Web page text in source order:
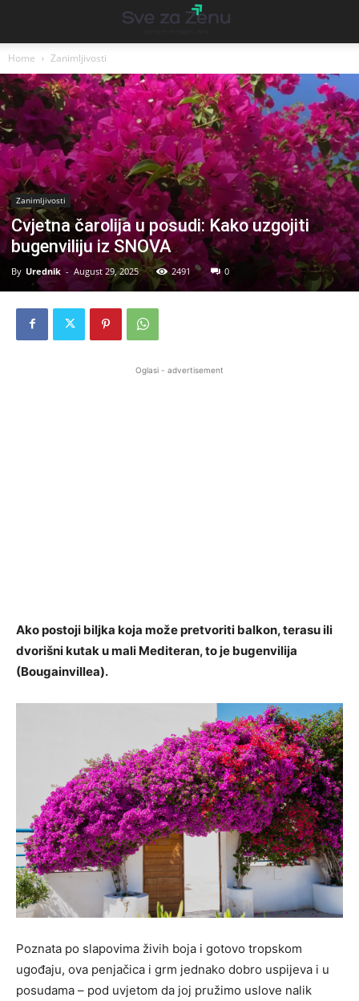
Home Zanimljivosti
Zanimljivosti
Cvjetna čarolija u posudi: Kako uzgojiti
bugenviliju iz SNOVA
By Urednik - August 29, 2025 2491 0
Oglasi - advertisement
Ako postoji biljka koja može pretvoriti balkon, terasu ili
dvorišni kutak u mali Mediteran, to je bugenvilija
(Bougainvillea).
Poznata po slapovima živih boja i gotovo tropskom
ugođaju, ova penjačica i grm jednako dobro uspijeva i u
posudama – pod uvjetom da joj pružimo uslove nalik